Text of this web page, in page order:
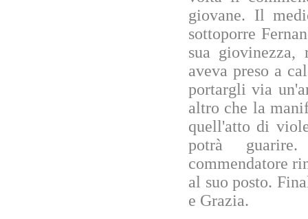
giovane. Il
sottoporre
sua giovinezza,
aveva preso a
portargli via
altro che la
quell'atto di
potrà
commendatore
al suo posto.
e Grazia.